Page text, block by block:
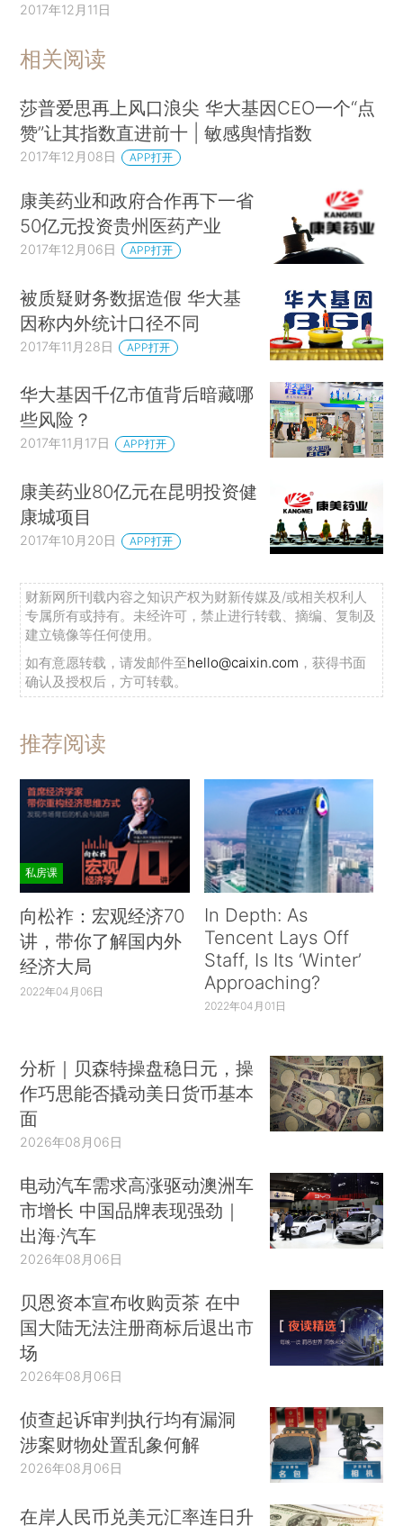
2017年12月11日
相关阅读
莎普爱思再上风口浪尖 华大基因CEO一个“点
赞”让其指数直进前十 | 敏感舆情指数
2017年12月08日 APP打开
康美药业和政府合作再下一省
50亿元投资贵州医药产业
2017年12月06日 APP打开
被质疑财务数据造假 华大基
因称内外统计口径不同
2017年11月28日 APP打开
华大基因千亿市值背后暗藏哪
些风险？
2017年11月17日 APP打开
康美药业80亿元在昆明投资健
康城项目
2017年10月20日 APP打开
财新网所刊载内容之知识产权为财新传媒及/或相关权利人
专属所有或持有。未经许可，禁止进行转载、摘编、复制及
建立镜像等任何使用。
如有意愿转载，请发邮件至hello@caixin.com ，获得书面
确认及授权后，方可转载。
推荐阅读
私房课
向松祚：宏观经济70
讲，带你了解国内外
经济大局
2022年04月06日
In Depth: As
Tencent Lays Off
Staff, Is Its ‘Winter’
Approaching?
2022年04月01日
分析｜贝森特操盘稳日元，操
作巧思能否撬动美日货币基本
面
2026年08月06日
电动汽车需求高涨驱动澳洲车
市增长 中国品牌表现强劲｜
出海·汽车
2026年08月06日
贝恩资本宣布收购贡茶 在中
国大陆无法注册商标后退出市
场
2026年08月06日
侦查起诉审判执行均有漏洞
涉案财物处置乱象何解
2026年08月06日
在岸人民币兑美元汇率连日升